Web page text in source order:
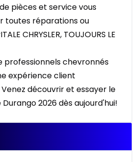
pièces et service vous
toutes réparations ou
CHRYSLER, TOUJOURS LE
professionnels chevronnés
expérience client
découvrir et essayer le
2026 dès aujourd'hui!